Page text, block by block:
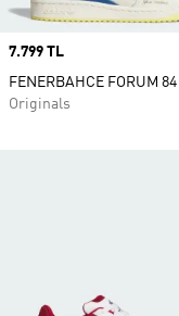
Price
7.799 TL
FENERBAHCE FORUM
Originals